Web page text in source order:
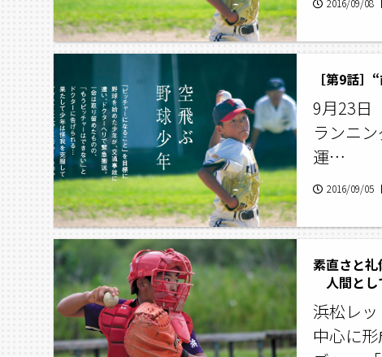
［第9話
9月23日
ランニ
運…
2016/09/05
素直さと礼
人間とし
浜松レ
中心に